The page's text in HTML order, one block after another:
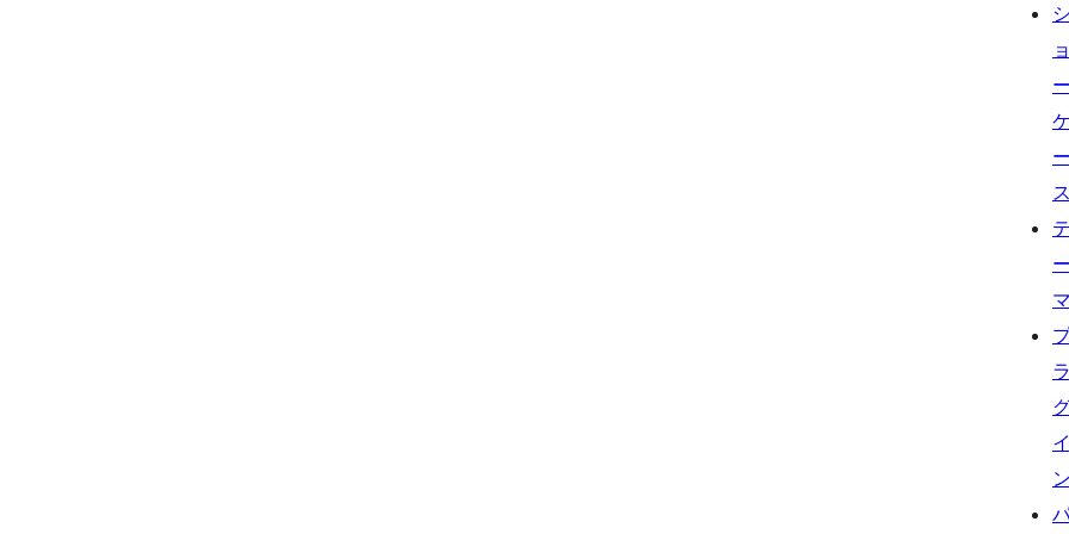
シ
ョ
ー
ケ
ー
ス
テ
ー
マ
ラ
イ
ン